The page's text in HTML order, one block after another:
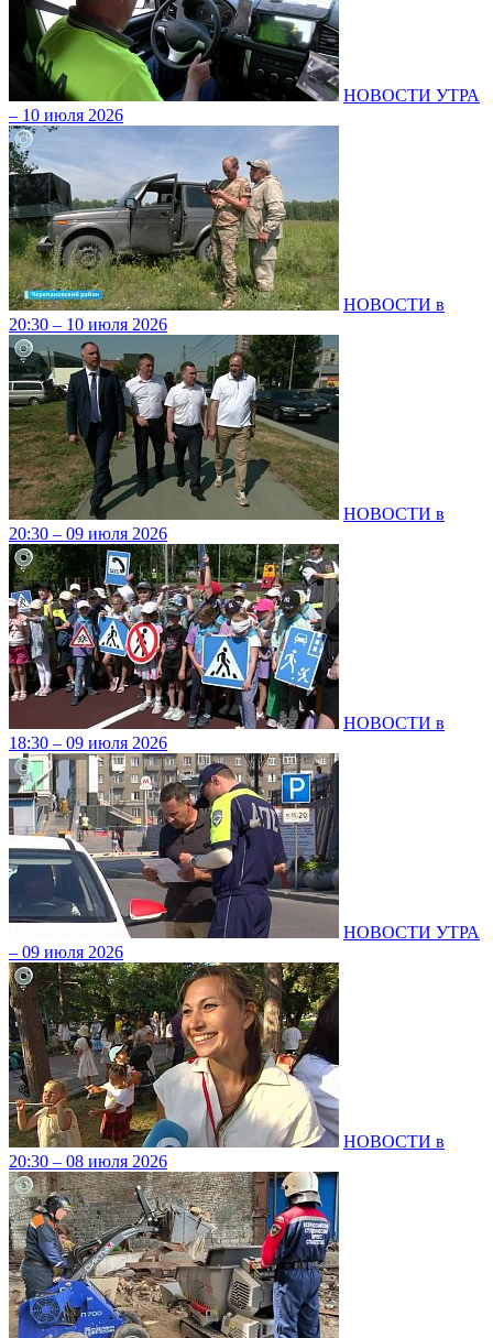
НОВОСТИ УТРА
– 10 июля 2026
НОВОСТИ в
20:30 – 10 июля 2026
НОВОСТИ в
20:30 – 09 июля 2026
НОВОСТИ в
18:30 – 09 июля 2026
НОВОСТИ УТРА
– 09 июля 2026
НОВОСТИ в
20:30 – 08 июля 2026